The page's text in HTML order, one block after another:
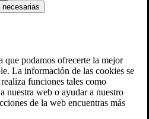
sitio WordPress y se
que podamos ofrecerte la mejor
La información de las cookies se
funciones tales como
nuestra web o ayudar a nuestro
de la web encuentras más